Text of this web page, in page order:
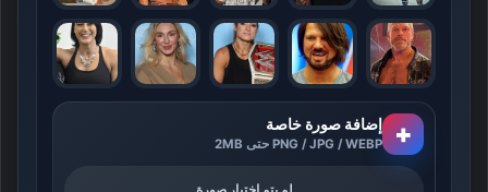
+ إضافة صورة خاصة
PNG / JPG / WEBP حتى 2MB